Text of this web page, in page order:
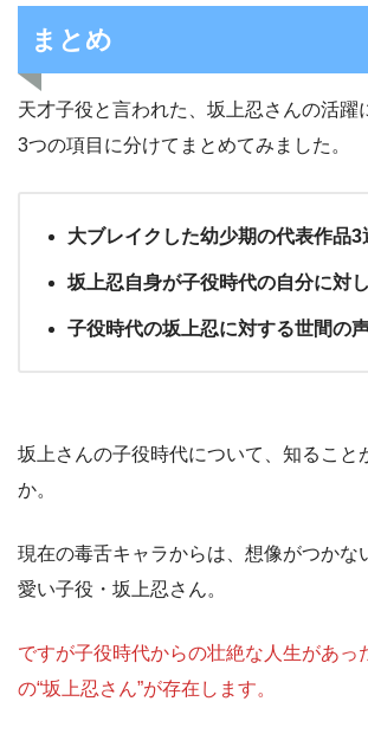
まとめ
天才子役と言われた、坂上忍さんの活躍
3つの項目に分けてまとめてみました。
大ブレイクした幼少期の代表作品3
坂上忍自身が子役時代の自分に対
子役時代の坂上忍に対する世間の
坂上さんの子役時代について、知ること
か。
現在の毒舌キャラからは、想像がつかな
愛い子役・坂上忍さん。
ですが子役時代からの壮絶な人生があっ
の“坂上忍さん”が存在します。